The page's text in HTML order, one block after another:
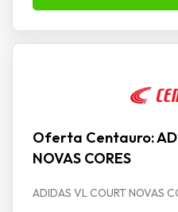
Oferta Centauro:
NOVAS CORES
ADIDAS VL COURT NOVAS